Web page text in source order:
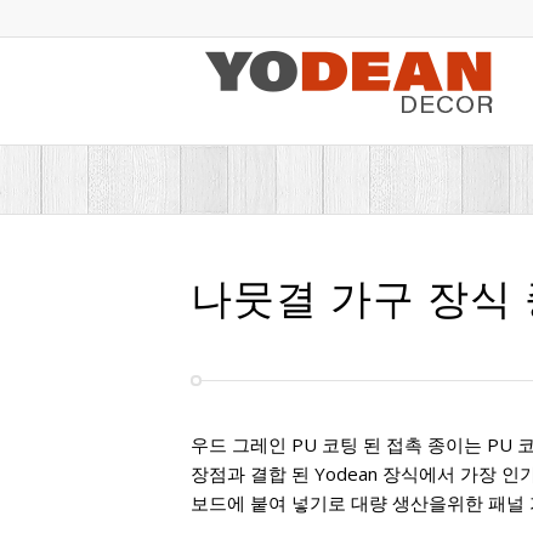
나뭇결 가구 장식
우드 그레인 PU 코팅 된 접촉 종이는 PU
장점과 결합 된 Yodean 장식에서 가장 인
보드에 붙여 넣기로 대량 생산을위한 패